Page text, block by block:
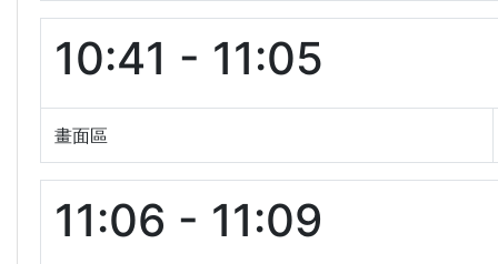
10:41 - 11:05
畫面區
11:06 - 11:09